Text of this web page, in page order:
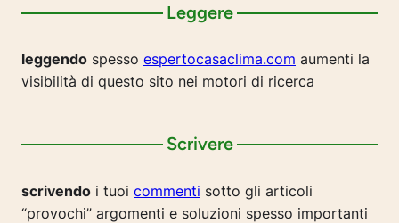
Leggere
leggendo spesso espertocasaclima.com aumenti la
visibilità di questo sito nei motori di ricerca
Scrivere
scrivendo i tuoi commenti sotto gli articoli
“provochi” argomenti e soluzioni spesso importanti